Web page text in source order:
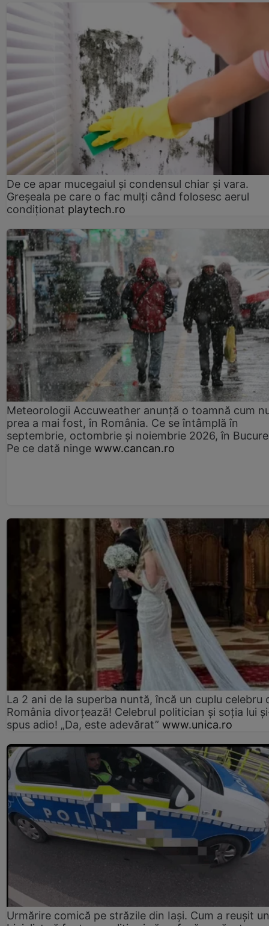
De ce apar mucegaiul și condensul chiar și vara.
Greșeala pe care o fac mulți când folosesc aerul
condiționat playtech.ro
Meteorologii Accuweather anunță o toamnă cum
prea a mai fost, în România. Ce se întâmplă în
septembrie, octombrie și noiembrie 2026, în
Pe ce dată ninge www.cancan.ro
La 2 ani de la superba nuntă, încă un cuplu celebru
România divorțează! Celebrul politician și soția lui
spus adio! „Da, este adevărat” www.unica.ro
Urmărire comică pe străzile din Iași. Cum a reușit un